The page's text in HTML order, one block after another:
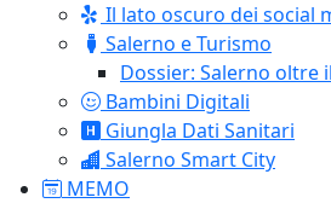
Il lato oscuro dei social
Salerno e Turismo
Dossier: Salerno oltre
Bambini Digitali
Giungla Dati Sanitari
Salerno Smart City
MEMO